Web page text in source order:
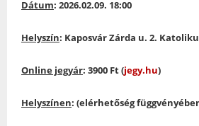
Dátum: 2026.02.09. 18:00
Helyszín: Kaposvár Zárda u. 2.
Online jegyár: 3900 Ft (jegy.hu)
Helyszínen: (elérhetőség